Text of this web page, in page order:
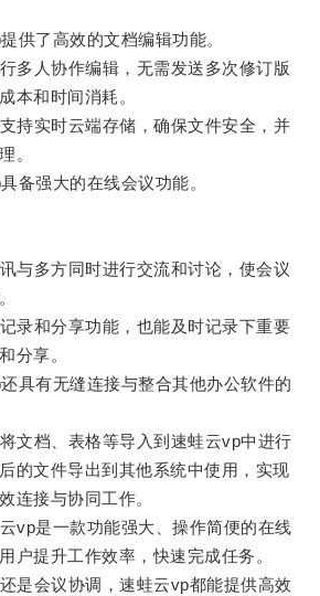
了高效的文档编辑功能。
人协作编辑，无需发送多次修订版
本和时间消耗。
实时云端存储，确保文件安全，并
。
强大的在线会议功能。
多方同时进行交流和讨论，使会议
和分享功能，也能及时记录下重要
分享。
有无缝连接与整合其他办公软件的
档、表格等导入到速蛙云vp中进行
的文件导出到其他系统中使用，实现
连接与协同工作。
是一款功能强大、操作简便的在线
户提升工作效率，快速完成任务。
会议协调，速蛙云vp都能提供高效